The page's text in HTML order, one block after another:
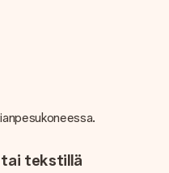
tai tekstillä